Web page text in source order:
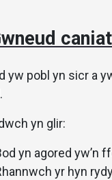
yw pobl yn sicr a
yn glir:
yn agored yw’n
yr hyn